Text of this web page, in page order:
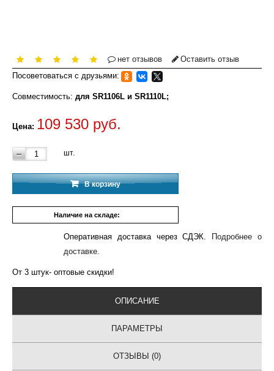
нет отзывов
Оставить отзыв
Посоветоваться с друзьями:
Совместимость: для SR1106L и SR1110L;
Цена: 109 530 руб.
шт.
В корзину
Наличие на складе:
Оперативная доставка через СДЭК.
Подробнее о
доставке.
От 3 штук- оптовые скидки!
ОПИСАНИЕ
ПАРАМЕТРЫ
ОТЗЫВЫ (0)